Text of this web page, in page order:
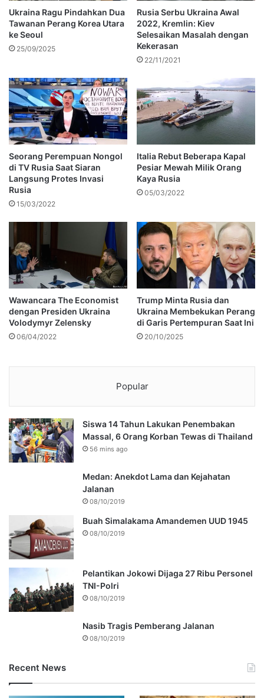
Ukraina Ragu Pindahkan Dua
Tawanan Perang Korea Utara
ke Seoul
25/09/2025
Rusia Serbu Ukraina Awal
2022, Kremlin: Kiev
Selesaikan Masalah dengan
Kekerasan
22/11/2021
Seorang Perempuan Nongol
di TV Rusia Saat Siaran
Langsung Protes Invasi
Rusia
15/03/2022
Italia Rebut Beberapa Kapal
Pesiar Mewah Milik Orang
Kaya Rusia
05/03/2022
Wawancara The Economist
dengan Presiden Ukraina
Volodymyr Zelensky
06/04/2022
Trump Minta Rusia dan
Ukraina Membekukan Perang
di Garis Pertempuran Saat Ini
20/10/2025
Popular
Siswa 14 Tahun Lakukan Penembakan
Massal, 6 Orang Korban Tewas di Thailand
56 mins ago
Medan: Anekdot Lama dan Kejahatan
Jalanan
08/10/2019
Buah Simalakama Amandemen UUD 1945
08/10/2019
Pelantikan Jokowi Dijaga 27 Ribu Personel
TNI-Polri
08/10/2019
Nasib Tragis Pemberang Jalanan
08/10/2019
Recent News